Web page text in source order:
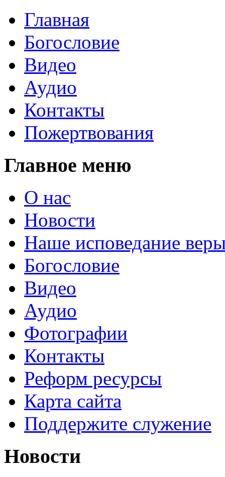
Главная
Богословие
Видео
Аудио
Контакты
Пожертвования
Главное меню
О нас
Новости
Наше исповедание
Богословие
Видео
Аудио
Фотографии
Контакты
Реформ ресурсы
Карта сайта
Поддержите служение
Новости